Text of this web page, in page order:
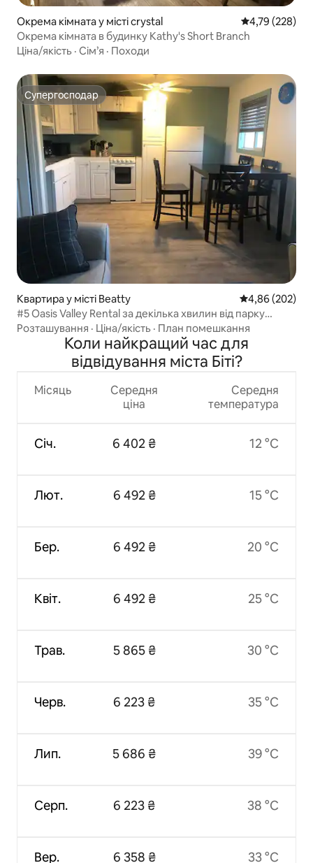
Окрема кімната у місті crystal Середня
4,79 (228)
Окрема кімната в будинку Kathy's Short Branch
Ціна/якість · Сім’я · Походи
Супергосподар
Супергосподар
Квартира у місті Beatty Середня
4,86 (202)
#5 Oasis Valley Rental за декілька хвилин від парку
Денвер-Вейл
Розташування · Ціна/якість · План помешкання
Коли найкращий час для
відвідування міста Біті?
Місяць
Січ.
Лют.
Бер.
Квіт.
Трав.
Черв.
Лип.
Серп.
Вер.
Середня
ціна
6 402 ₴
6 492 ₴
6 492 ₴
6 492 ₴
5 865 ₴
6 223 ₴
5 686 ₴
6 223 ₴
6 358 ₴
Середня
температура
12 °C
15 °C
20 °C
25 °C
30 °C
35 °C
39 °C
38 °C
33 °C